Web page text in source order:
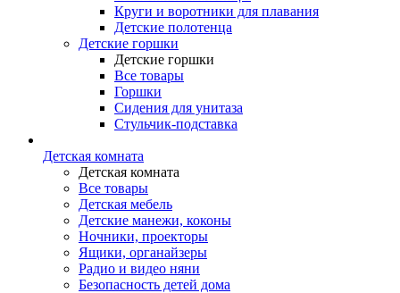
Круги и воротники для плавания
Детские полотенца
Детские горшки
Детские горшки
Все товары
Горшки
Сидения для унитаза
Стульчик-подставка
Детская комната
Детская комната
Все товары
Детская мебель
Детские манежи, коконы
Ночники, проекторы
Ящики, органайзеры
Радио и видео няни
Безопасность детей дома